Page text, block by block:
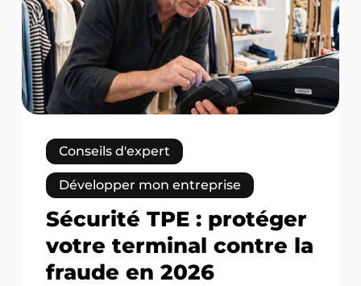
votre
terminal
contre
la
fraude
en
2026
Conseils d'expert
Développer mon entreprise
Sécurité TPE : protéger
votre terminal contre la
fraude en 2026